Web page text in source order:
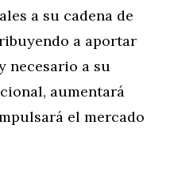
a su cadena de
a aportar
necesario a su
aumentará
el mercado